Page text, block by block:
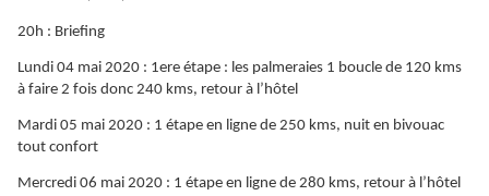
20h : Briefing
Lundi 04 mai 2020 : 1ere étape : les palmeraies 1 boucle de 120 kms
à faire 2 fois donc 240 kms, retour à l’hôtel
Mardi 05 mai 2020 : 1 étape en ligne de 250 kms, nuit en bivouac
tout confort
Mercredi 06 mai 2020 : 1 étape en ligne de 280 kms, retour à l’hôtel